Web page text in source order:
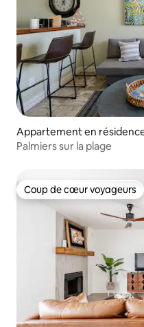
Appartement en
Palmiers sur la plage
Coup de cœur voyageurs
Coup de cœur voyageurs